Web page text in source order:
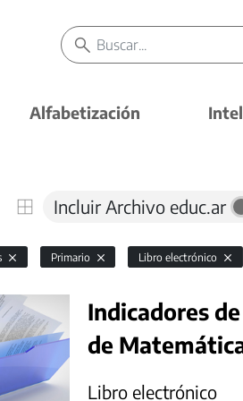
Alfabetización
Incluir Archivo educ.ar
Primario Libro electrónico
Indicadores
de
Libro electrónico